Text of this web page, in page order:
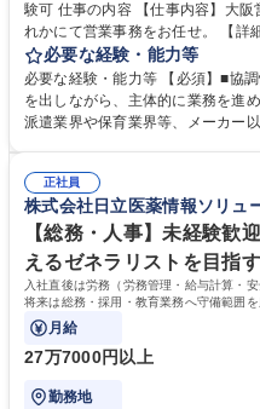
験可 仕事の内容 【仕事内容】大阪営業所、京都営業所、滋賀営業所いず
れかにて営業事務をお任せ。 【詳
の作成・カタログ送付・来客対応
善をお任せ。 【教育制度】ご入社後、育成担当とペアになりながらOJTに
て業務を覚えていただくことが可
れているため、スムーズに仕事に
募集職種 【大阪・京都・滋賀】営
必要な経験・能力等
必要な経験・能力等 【必須】■協
を出しながら、主体的に業務を進
派遣業界や保育業界等、メーカー
えて、お客様や社員の状況に合わ
待され。組織を支えるスペシャリ
社員から頼られる存在になること
務の持ち帰りも禁止されており、
歴・資格 学歴：大学院 大学 高専
正社員
株式会社日立医薬情報ソリュ
【総務・人事】未経験歓
えるゼネラリストを目指
入社直後は労務（労務管理・給与計算・
将来は総務・採用・教育業務へ守備範囲
ます。
月給
27万7000円以上
勤務地